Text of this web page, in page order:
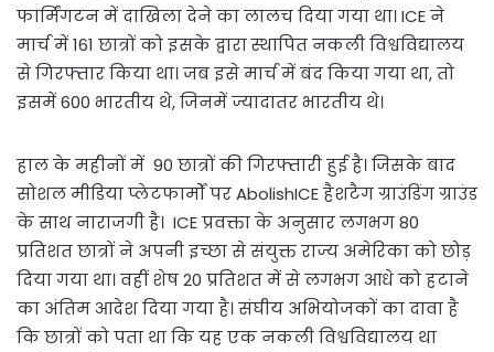
फार्मिंगटन में दाखिला देने का लालच दिया गया था। ICE ने
मार्च में 161 छात्रों को इसके द्वारा स्थापित नकली विश्वविद्यालय
से गिरफ्तार किया था। जब इसे मार्च में बंद किया गया था, तो
इसमें 600 भारतीय थे, जिनमें ज्यादातर भारतीय थे।
हाल के महीनों में 90 छात्रों की गिरफ्तारी हुई है। जिसके बाद
सोशल मीडिया प्लेटफार्मों पर AbolishICE हैशटैग ग्राउंडिंग ग्राउंड
के साथ नाराजगी है। ICE प्रवक्ता के अनुसार लगभग 80
प्रतिशत छात्रों ने अपनी इच्छा से संयुक्त राज्य अमेरिका को छोड़
दिया गया था। वहीं शेष 20 प्रतिशत में से लगभग आधे को हटाने
का अंतिम आदेश दिया गया है। संघीय अभियोजकों का दावा है
कि छात्रों को पता था कि यह एक नकली विश्वविद्यालय था